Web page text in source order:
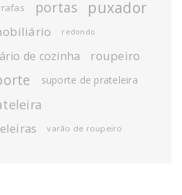
portas puxador
redondo
de cozinha roupeiro
suporte de prateleira
varão de roupeiro